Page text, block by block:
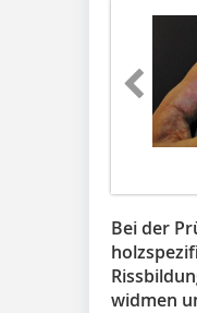
Bei der
widmen